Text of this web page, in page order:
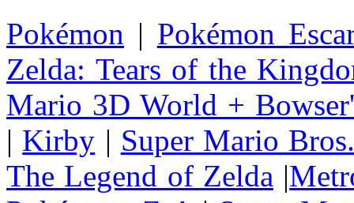
Pokémon | Pokémon
Zelda: Tears of the
Mario 3D World +
| Kirby | Super Mario
The Legend of Zelda |